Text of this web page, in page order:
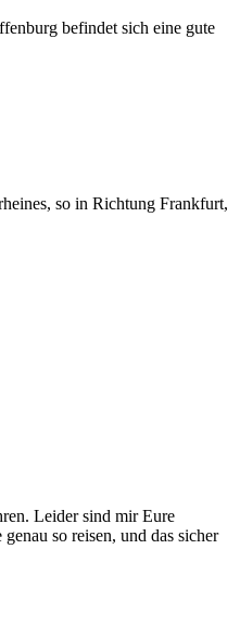
befindet sich eine gute
so in Richtung Frankfurt,
Leider sind mir Eure
so reisen, und das sicher